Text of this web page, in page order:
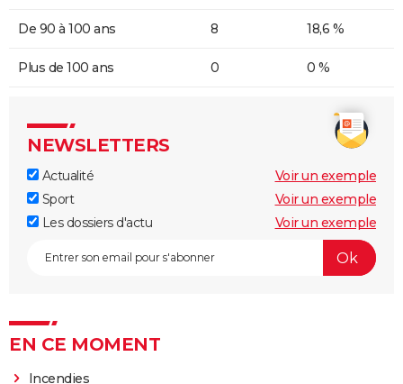
De 90 à 100 ans 8 18,6 %
Plus de 100 ans 0 0 %
NEWSLETTERS
Actualité
Voir un exemple
Sport
Voir un exemple
Les dossiers d'actu
Voir un exemple
EN CE MOMENT
Incendies